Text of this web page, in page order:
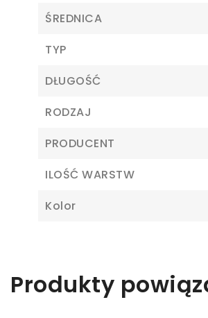
ŚREDNICA
TYP
DŁUGOŚĆ
RODZAJ
PRODUCENT
ILOŚĆ WARSTW
Kolor
Produkty